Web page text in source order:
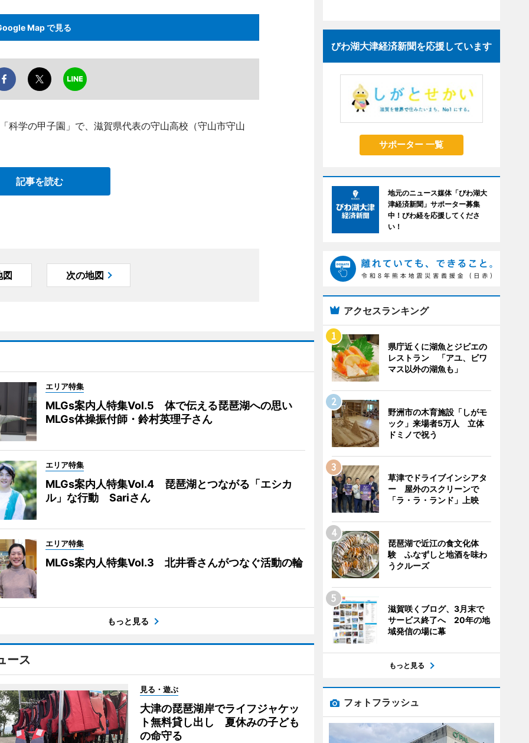
Map で見る
科学の甲子園」で、滋賀県代表の守山高校（守山市守山
記事を読む
図 次の地図
エリア特集
MLGs案内人特集Vol.5 体で伝える琵琶湖への思い
MLGs体操振付師・鈴村英理子さん
エリア特集
MLGs案内人特集Vol.4 琵琶湖とつながる「エシカ
ル」な行動 Sariさん
エリア特集
MLGs案内人特集Vol.3 北井香さんがつなぐ活動の輪
もっと見る
ース
見る・遊ぶ
大津の琵琶湖岸でライフジャケッ
ト無料貸し出し 夏休みの子ども
の命守る
びわ湖大津経済新聞を応援しています
サポーター 一覧
地元のニュース媒体「びわ湖大
津経済新聞」サポーター募集
中！びわ経を応援してくださ
い！
アクセスランキング
県庁近くに湖魚とジビエの
レストラン 「アユ、ビワ
マス以外の湖魚も」
野洲市の木育施設「しがモ
ック」来場者5万人 立体
ドミノで祝う
草津でドライブインシアタ
ー 屋外のスクリーンで
「ラ・ラ・ランド」上映
琵琶湖で近江の食文化体
験 ふなずしと地酒を味わ
うクルーズ
滋賀咲くブログ、3月末で
サービス終了へ 20年の地
域発信の場に幕
もっと見る
フォトフラッシュ